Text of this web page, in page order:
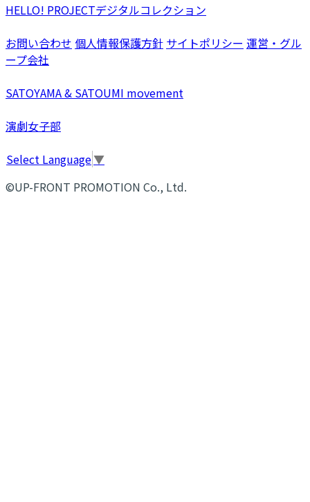
HELLO! PROJECTデジタルコレクション
お問い合わせ 個人情報保護方針 サイトポリシー 運営・グル
ープ会社
SATOYAMA & SATOUMI movement
演劇女子部
Select Language▼
©UP-FRONT PROMOTION Co., Ltd.